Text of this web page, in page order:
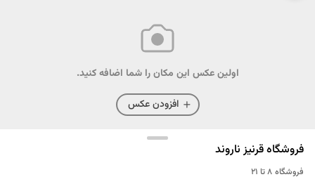
اولین عکس این مکان را شما اضافه کنید.
افزودن عکس
فروشگاه قرنیز ناروند
فروشگاه ۸ تا ۲۱